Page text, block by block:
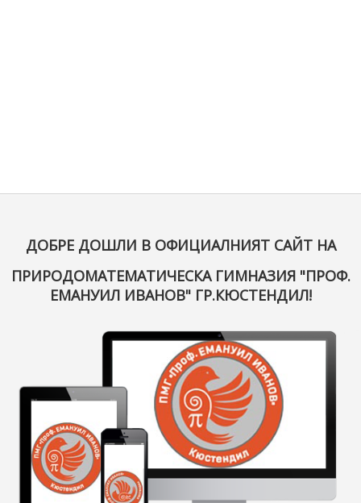
ДОБРЕ ДОШЛИ В ОФИЦИАЛНИЯТ САЙТ НА
ПРИРОДОМАТЕМАТИЧЕСКА ГИМНАЗИЯ "ПРОФ.
ЕМАНУИЛ ИВАНОВ" ГР.КЮСТЕНДИЛ!